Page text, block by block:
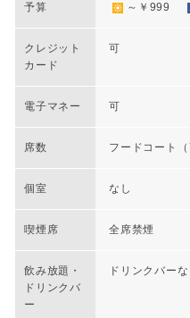
予算 ～￥999
クレジット
カード
可
電子マネー 可
席数 フードコート（
個室 なし
喫煙席 全席禁煙
飲み放題・
ドリンクバ
ー
ドリンクバーな